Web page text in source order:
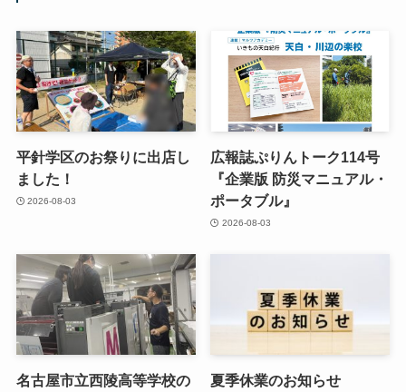
平針学区のお祭りに出店し
ました！
2026-08-03
広報誌ぷりんトーク114号
『企業版 防災マニュアル・
ポータブル』
2026-08-03
名古屋市立西陵高等学校の 夏季休業のお知らせ